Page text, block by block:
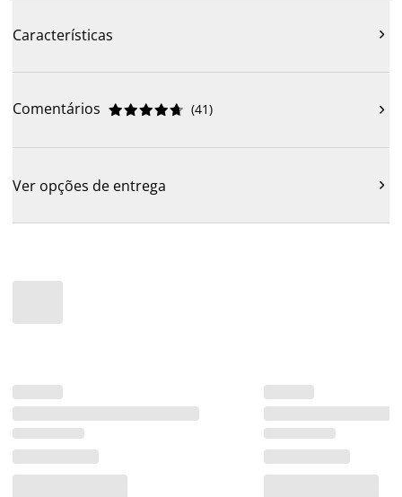
Características 
Comentários 




 (41) 
Ver opções de entrega 